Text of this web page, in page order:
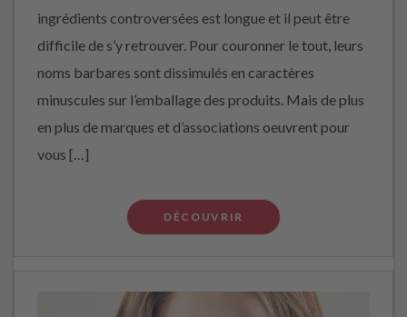
ingrédients controversées est longue et il peut être
difficile de s’y retrouver. Pour couronner le tout, leurs
noms barbares sont dissimulés en caractères
minuscules sur l’emballage des produits. Mais de plus
en plus de marques et d’associations oeuvrent pour
vous […]
DÉCOUVRIR